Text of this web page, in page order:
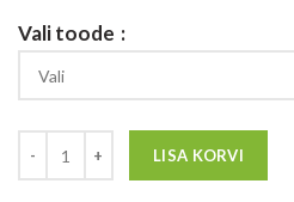
Vali toode
LISA KORVI